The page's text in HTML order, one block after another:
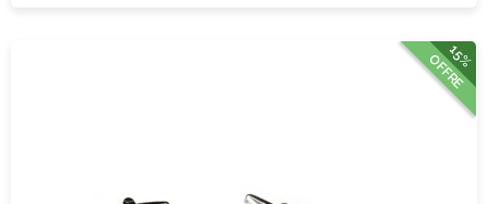
15%
OFFRE